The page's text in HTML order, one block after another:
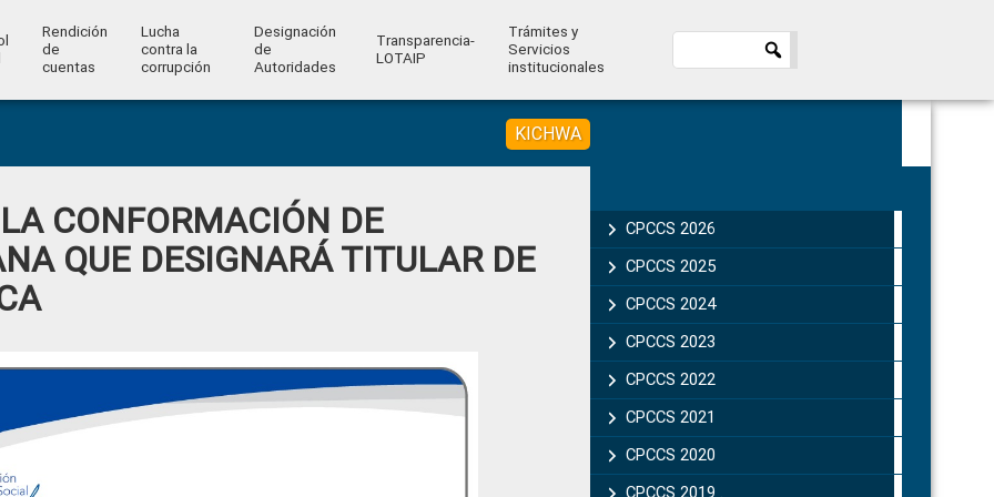
Rendición
de
cuentas
Lucha
contra la
corrupción
Designación
de
Autoridades
Transparencia-
LOTAIP
Trámites y
Servicios
institucionales
KICHWA
CONFORMACIÓN DE
QUE DESIGNARÁ TITULAR DE
Sidebar
CPCCS 2026
CPCCS 2025
CPCCS 2024
CPCCS 2023
CPCCS 2022
CPCCS 2021
CPCCS 2020
CPCCS 2019 .